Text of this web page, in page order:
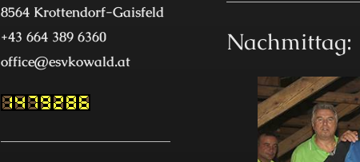
Nachmittag:
8564 Krottendorf-Gaisfeld
+43 664 389 6360
office@esvkowald.at